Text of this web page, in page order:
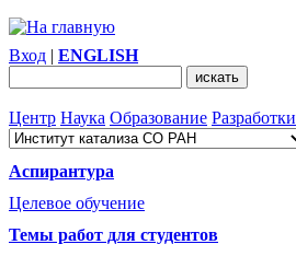
Вход | ENGLISH
Центр Наука Образование Разработки
Аспирантура
Целевое обучение
Темы работ для студентов